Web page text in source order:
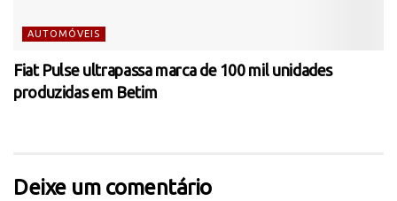
AUTOMÓVEIS
Fiat Pulse ultrapassa marca de 100 mil unidades
produzidas em Betim
Deixe um comentário